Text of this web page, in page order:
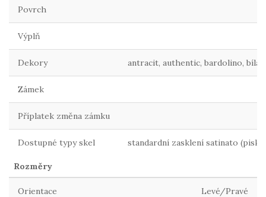
Povrch
Výplň
Dekory antracit, authentic, bardolino, bílá
Zámek
Příplatek změna zámku
Dostupné typy skel standardní zasklení satinato
Rozměry
Orientace Levé/Pravé